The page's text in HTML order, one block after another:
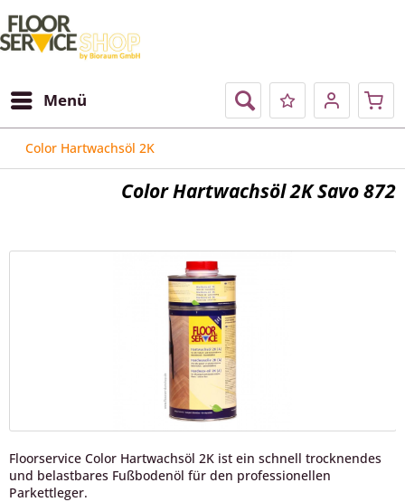
Menü
Color Hartwachsöl 2K
Color Hartwachsöl 2K Savo 872
Floorservice Color Hartwachsöl 2K ist ein schnell trocknendes
und belastbares Fußbodenöl für den professionellen
Parkettleger.